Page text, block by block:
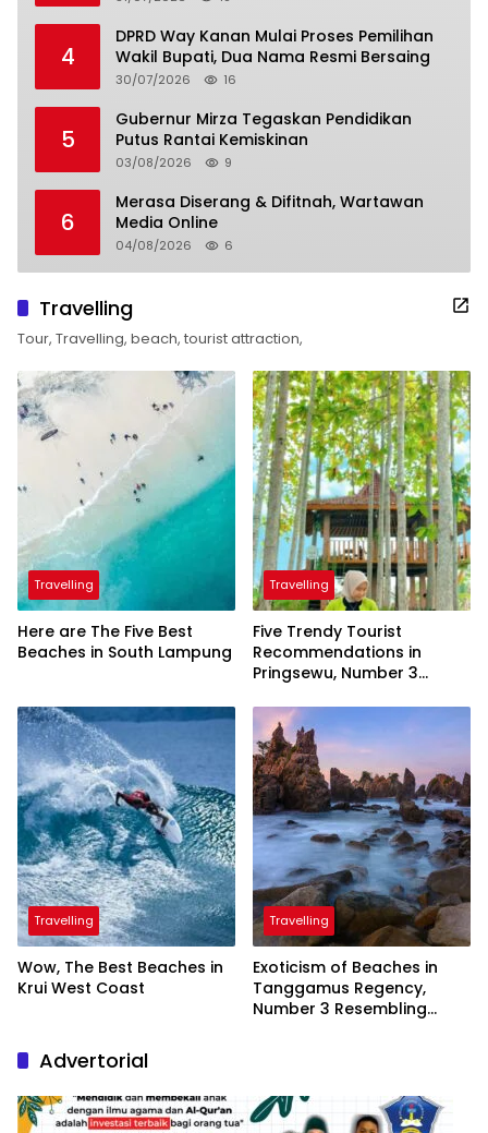
4
DPRD Way Kanan Mulai Proses Pemilihan
Wakil Bupati, Dua Nama Resmi Bersaing
30/07/2026 16
5
Gubernur Mirza Tegaskan Pendidikan
Putus Rantai Kemiskinan
03/08/2026 9
6
Merasa Diserang & Difitnah, Wartawan
Media Online
04/08/2026 6
Travelling
Tour, Travelling, beach, tourist attraction,
Travelling
Here are The Five Best
Beaches in South Lampung
Travelling
Five Trendy Tourist
Recommendations in
Pringsewu, Number 3
President
Travelling
Wow, The Best Beaches in
Krui West Coast
Travelling
Exoticism of Beaches in
Tanggamus Regency,
Number 3 Resembling
Advertorial